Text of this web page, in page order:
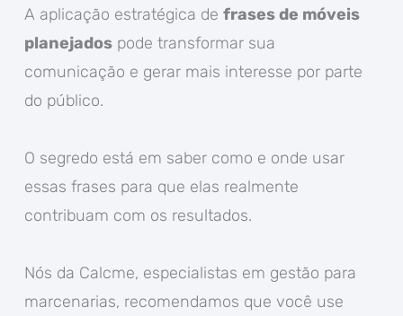
A aplicação estratégica de frases de móveis
planejadospode transformar sua
comunicação e gerar mais interesse por parte
do público.
O segredo está em saber como e onde usar
essas frases para que elas realmente
contribuam com os resultados.
Nós da Calcme, especialistas em gestão para
marcenarias, recomendamos que você use